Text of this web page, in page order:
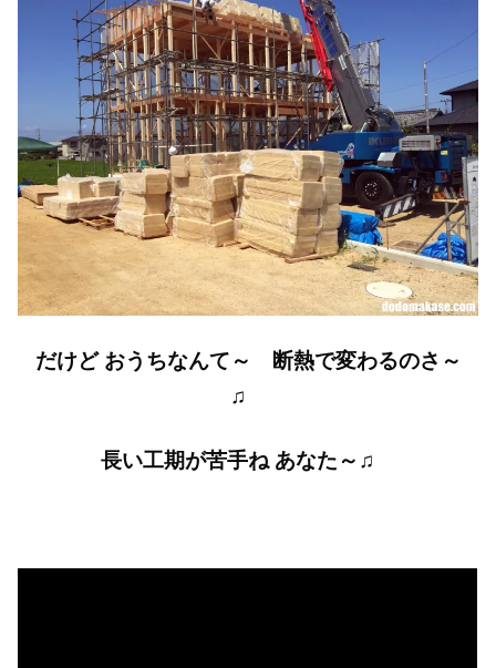
だけど おうちなんて～ 断熱で変わるのさ～
♫
長い工期が苦手ね あなた～♫